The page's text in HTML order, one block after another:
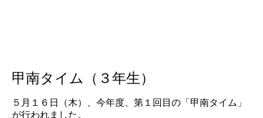
甲南タイム（３年生）
５月１６日（木）、今年度、第１回目の「甲南タイム」
が行われました。